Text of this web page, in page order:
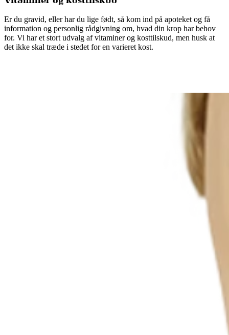
Er du gravid, eller har du lige født, så kom ind på apoteket og få
information og personlig rådgivning om, hvad din krop har behov
for. Vi har et stort udvalg af vitaminer og kosttilskud, men husk at
det ikke skal træde i stedet for en varieret kost.